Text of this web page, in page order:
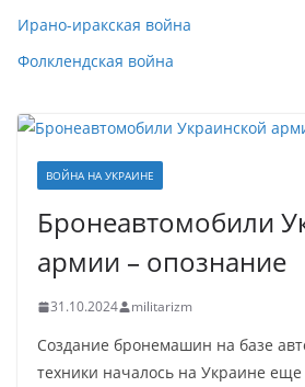
Ирано-иракская война
Фолклендская война
ВОЙНА НА УКРАИНЕ
Бронеавтомобили
армии – опознание
31.10.2024 militarizm
Создание бронемашин на базе
техники началось на Украине